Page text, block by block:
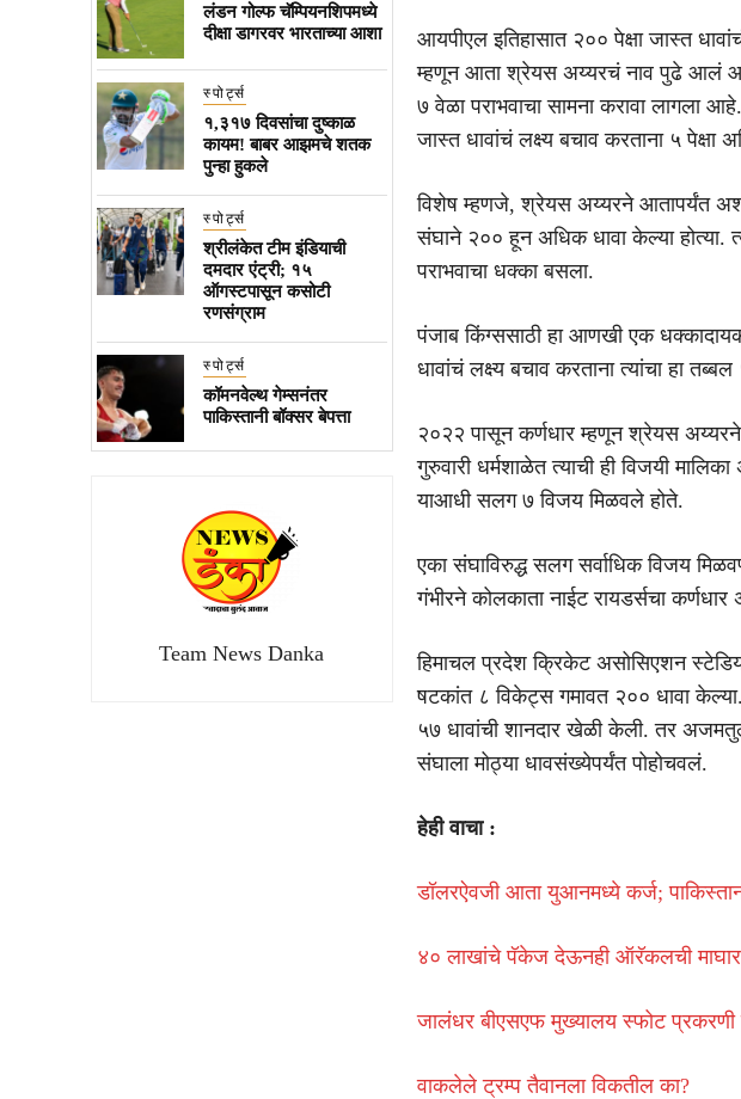
लंडन गोल्फ चॅम्पियनशिपमध्ये
दीक्षा डागरवर भारताच्या आशा
स्पोर्ट्स
१,३१७ दिवसांचा दुष्काळ
कायम! बाबर आझमचे शतक
पुन्हा हुकले
स्पोर्ट्स
श्रीलंकेत टीम इंडियाची
दमदार एंट्री; १५
ऑगस्टपासून कसोटी
रणसंग्राम
स्पोर्ट्स
कॉमनवेल्थ गेम्सनंतर
पाकिस्तानी बॉक्सर बेपत्ता
Team News Danka
आयपीएल इतिहासात २०० पेक्षा जास्त
म्हणून आता श्रेयस अय्यरचं नाव पुढे आलं
७ वेळा पराभवाचा सामना करावा लागला
जास्त धावांचं लक्ष्य बचाव करताना ५ पेक्षा
विशेष म्हणजे, श्रेयस अय्यरने आतापर्यंत
संघाने २०० हून अधिक धावा केल्या होत्या.
पराभवाचा धक्का बसला.
पंजाब किंग्ससाठी हा आणखी एक
धावांचं लक्ष्य बचाव करताना त्यांचा हा
२०२२ पासून कर्णधार म्हणून श्रेयस अय्यरने
गुरुवारी धर्मशाळेत त्याची ही विजयी
याआधी सलग ७ विजय मिळवले होते.
एका संघाविरुद्ध सलग सर्वाधिक विजय
गंभीरने कोलकाता नाईट रायडर्सचा
हिमाचल प्रदेश क्रिकेट असोसिएशन
षटकांत ८ विकेट्स गमावत २०० धावा
५७ धावांची शानदार खेळी केली. तर
संघाला मोठ्या धावसंख्येपर्यंत पोहोचवलं.
हेही वाचा :
डॉलरऐवजी आता युआनमध्ये कर्ज;
४० लाखांचे पॅकेज देऊनही ऑरॅकलची माघार
जालंधर बीएसएफ मुख्यालय स्फोट
वाकलेले ट्रम्प तैवानला विकतील का?